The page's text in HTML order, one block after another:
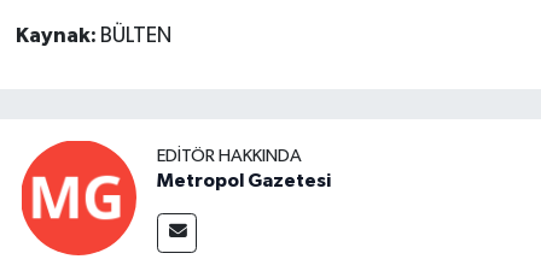
Kaynak: BÜLTEN
EDITÖR HAKKINDA
Metropol Gazetesi